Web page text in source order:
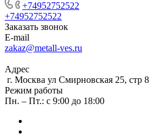
+74952752522
+74952752522
Заказать звонок
E-mail
zakaz@metall-ves.ru
Адрес
г. Москва ул Смирновская 25, стр 8
Режим работы
Пн. – Пт.: с 9:00 до 18:00